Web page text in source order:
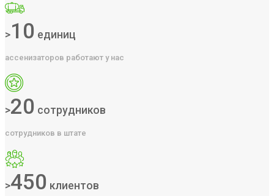
>10 единиц
ассенизаторов работают у нас
>20 сотрудников
сотрудников в штате
>450 клиентов